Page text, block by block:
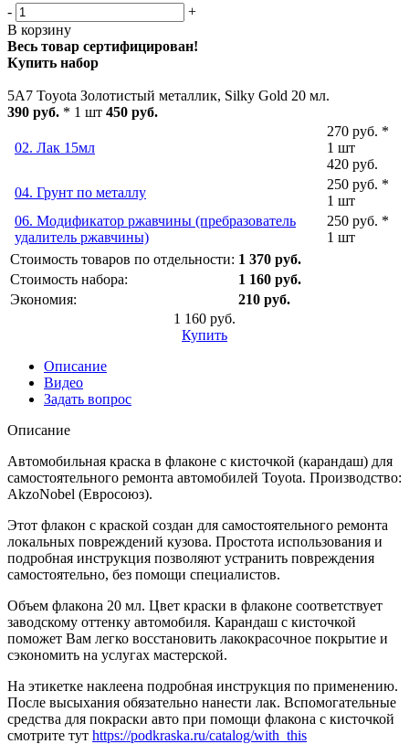
-
+
В корзину
Весь товар сертифицирован!
Купить набор
5A7 Toyota Золотистый металлик, Silky Gold 20 мл.
390 руб. * 1 шт 450 руб.
02. Лак 15мл
270 руб. *
1 шт
420 руб.
04. Грунт по металлу
250 руб. *
1 шт
06. Модификатор ржавчины (пребразователь
удалитель ржавчины)
250 руб. *
1 шт
Стоимость товаров по отдельности: 1 370 руб.
Стоимость набора:
1 160 руб.
Экономия:
210 руб.
1 160 руб.
Купить
Описание
Видео
Задать вопрос
Описание
Автомобильная краска в флаконе с кисточкой (карандаш) для
самостоятельного ремонта автомобилей Toyota. Производство:
AkzoNobel (Евросоюз).
Этот флакон с краской создан для самостоятельного ремонта
локальных повреждений кузова. Простота использования и
подробная инструкция позволяют устранить повреждения
самостоятельно, без помощи специалистов.
Объем флакона 20 мл. Цвет краски в флаконе соответствует
заводскому оттенку автомобиля. Карандаш с кисточкой
поможет Вам легко восстановить лакокрасочное покрытие и
сэкономить на услугах мастерской.
На этикетке наклеена подробная инструкция по применению.
После высыхания обязательно нанести лак. Вспомогательные
средства для покраски авто при помощи флакона с кисточкой
смотрите тут https://podkraska.ru/catalog/with_this